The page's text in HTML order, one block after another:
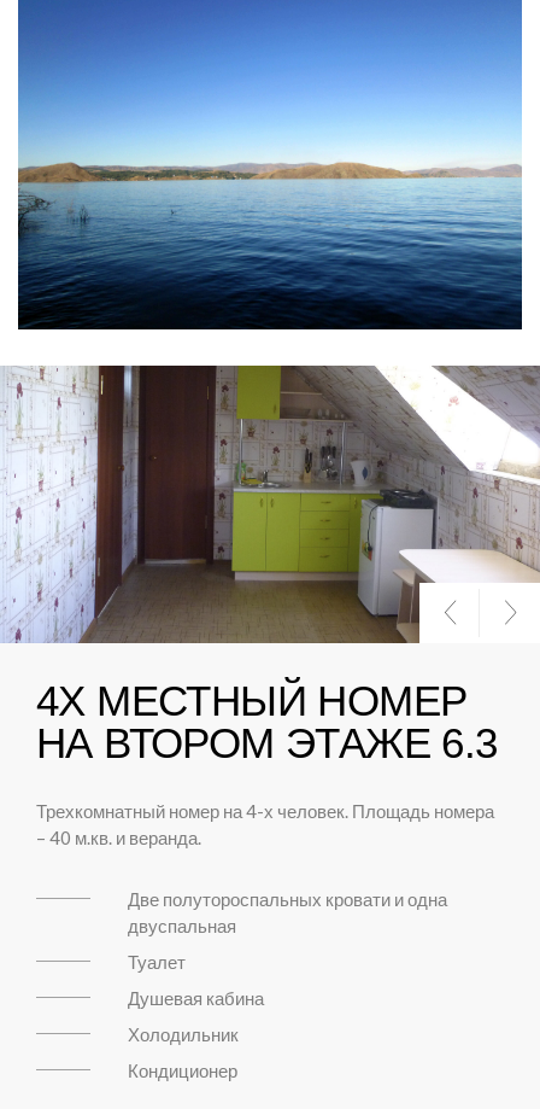
4Х МЕСТНЫЙ НОМЕР
НА ВТОРОМ ЭТАЖЕ 6.3
Трехкомнатный номер на 4-х человек. Площадь номера
– 40 м.кв. и веранда.
Две полутороспальных кровати и одна
двуспальная
Туалет
Душевая кабина
Холодильник
Кондиционер